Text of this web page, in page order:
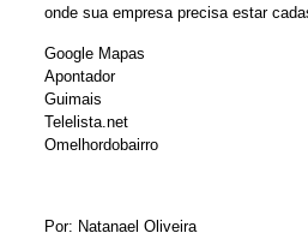
onde sua empresa precisa estar
Google Mapas
Apontador
Guimais
Telelista.net
Omelhordobairro
Por: Natanael Oliveira